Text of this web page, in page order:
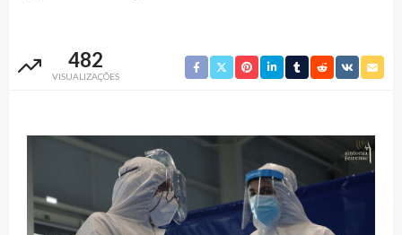
482
VISUALIZAÇÕES